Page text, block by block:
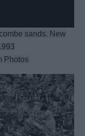
sands. New
Photos